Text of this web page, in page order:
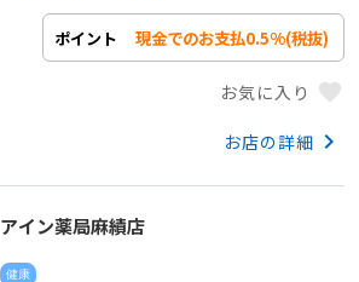
ポイント 現金でのお支払0.5%(税抜)
お気に入り favorite
お店の詳細 keyboard_arrow_right
アイン薬局麻績店
健康